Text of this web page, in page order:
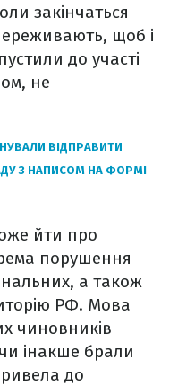
закінчаться
щоб і
до участі
не
ВІДПРАВИТИ
З НАПИСОМ НА ФОРМІ
йти про
порушення
а також
РФ. Мова
чиновників
чи інакше брали
до